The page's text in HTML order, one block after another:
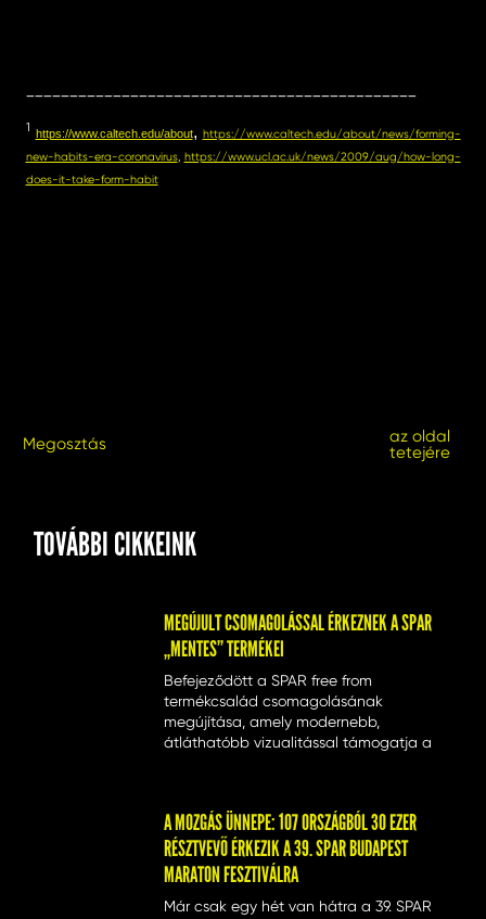
1 https://www.caltech.edu/about, https://www.caltech.edu/about/news/forming-
new-habits-era-coronavirus, https://www.ucl.ac.uk/news/2009/aug/how-long-
does-it-take-form-habit
Megosztás
az oldal
tetejére
TOVÁBBI CIKKEINK
MEGÚJULT CSOMAGOLÁSSAL ÉRKEZNEK A SPAR
„MENTES” TERMÉKEI
Befejeződött a SPAR free from
termékcsalád csomagolásának
megújítása, amely modernebb,
átláthatóbb vizualitással támogatja a
foglaló portfóliót, és erősíti a márka
piaci pozícióját a dinamikusan növekvő
„mentes” kategóriában.
A MOZGÁS ÜNNEPE: 107 ORSZÁGBÓL 30 EZER
RÉSZTVEVŐ ÉRKEZIK A 39. SPAR BUDAPEST
MARATON FESZTIVÁLRA
Már csak egy hét van hátra a 39. SPAR